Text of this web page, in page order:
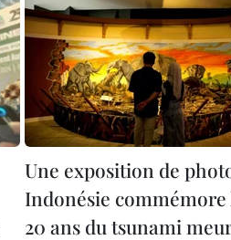
Une exposition de
Indonésie commémore
20 ans du tsunami